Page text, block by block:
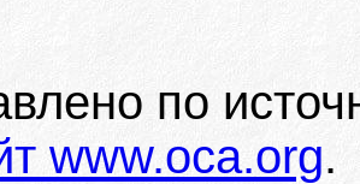
по
www.oca.org.